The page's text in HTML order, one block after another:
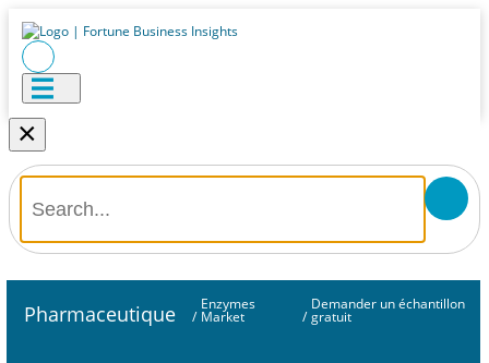
×
Pharmaceutique /
Enzymes
Market /
Demander un échantillon
gratuit